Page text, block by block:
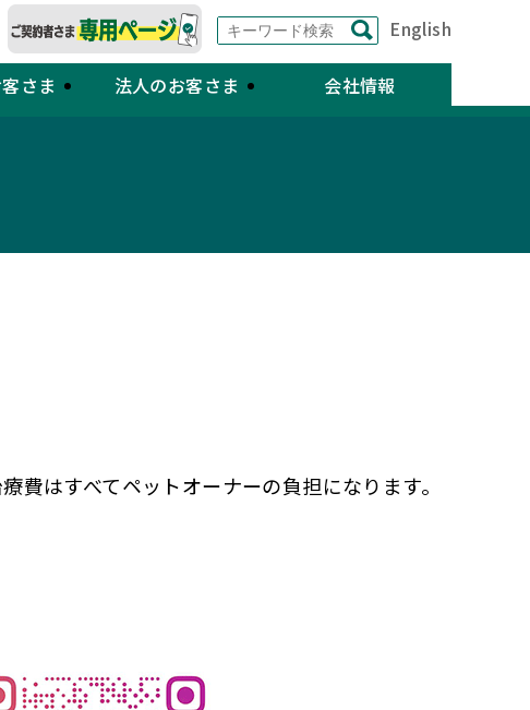
English
さま 法人のお客さま 会社情報
はすべてペットオーナーの負担になります。